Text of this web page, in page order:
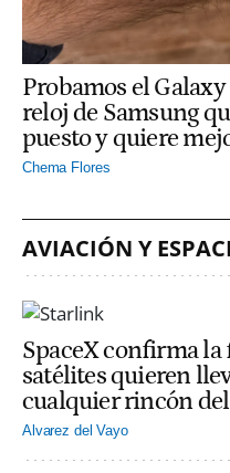
Probamos el
reloj de Samsung
puesto y quiere
Chema Flores
AVIACIÓN Y
SpaceX confirma la
satélites quieren
cualquier rincón
Alvarez del Vayo